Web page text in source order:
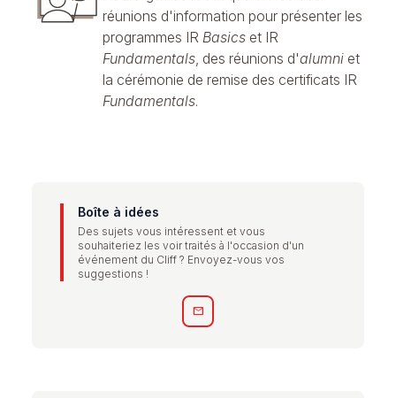
réunions d'information pour présenter les
programmes IR Basics et IR
Fundamentals, des réunions d'alumni et
la cérémonie de remise des certificats IR
Fundamentals.
Boîte à idées
Des sujets vous intéressent et vous
souhaiteriez les voir traités à l'occasion d'un
événement du Cliff ? Envoyez-vous vos
suggestions !
mail